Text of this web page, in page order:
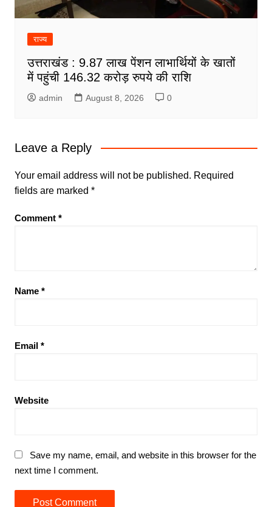
राज्य
उत्तराखंड : 9.87 लाख पेंशन लाभार्थियों के खातों
में पहुंची 146.32 करोड़ रुपये की राशि
admin August 8, 2026 0
Leave a Reply
Your email address will not be published. Required
fields are marked *
Comment *
Name *
Email *
Website
Save my name, email, and website in this browser for the
next time I comment.